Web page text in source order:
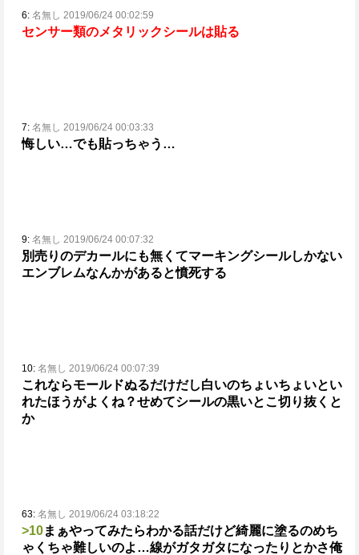
6: 名無し 2019/06/24 00:02:59
センサー類のメタリックシールは貼る
7: 名無し 2019/06/24 00:03:33
悔しい…でも貼っちゃう…
9: 名無し 2019/06/24 00:07:32
別売りのデカールにも無くてマーキングシールしかない
エンブレムなんかがあると憤死する
10: 名無し 2019/06/24 00:07:39
これならモールドぬるだけだし白いのちょいちょいとい
れたほうがよくね？せめてシールの黒いとこ切り抜くと
か
63: 名無し 2019/06/24 03:18:22
>10まぁやってみたらわかる話だけど綺麗に塗るのめち
ゃくちゃ難しいのよ…線がガタガタになったりとかさ俺